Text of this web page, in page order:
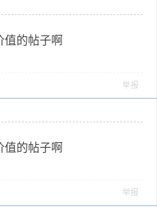
值的帖子啊
举报
值的帖子啊
举报